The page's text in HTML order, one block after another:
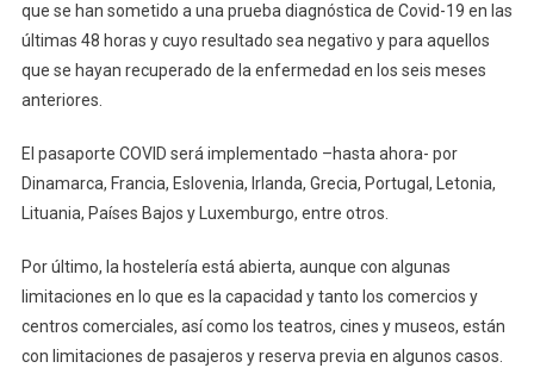
que se han sometido a una prueba diagnóstica de Covid-19 en las
últimas 48 horas y cuyo resultado sea negativo y para aquellos
que se hayan recuperado de la enfermedad en los seis meses
anteriores.
El pasaporte COVID será implementado –hasta ahora- por
Dinamarca, Francia, Eslovenia, Irlanda, Grecia, Portugal, Letonia,
Lituania, Países Bajos y Luxemburgo, entre otros.
Por último, la hostelería está abierta, aunque con algunas
limitaciones en lo que es la capacidad y tanto los comercios y
centros comerciales, así como los teatros, cines y museos, están
con limitaciones de pasajeros y reserva previa en algunos casos.